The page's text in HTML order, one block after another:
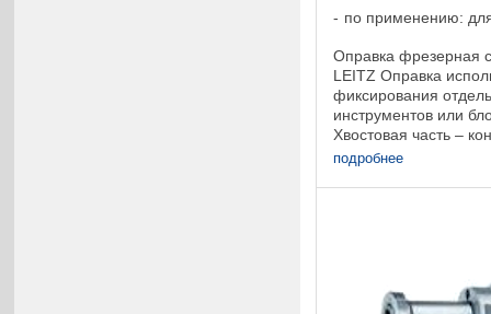
по применению:
Оправка фрезерная
LEITZ Оправка
фиксирования
инструментов или
Хвостовая часть –
Предохранение от
подробнее